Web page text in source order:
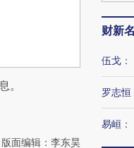
。
面编辑：李东昊
财新
伍戈 ：
罗志恒
易峘 ：